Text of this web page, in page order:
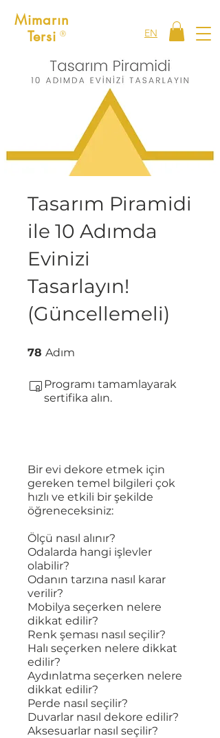
Ⓡ
Mimarın
Tersi
EN
Tasarım Piramidi
ile 10 Adımda
Evinizi
Tasarlayın!
(Güncellemeli)
78 Adım
Programı tamamlayarak
sertifika alın.
Bir evi dekore etmek için
gereken temel bilgileri çok
hızlı ve etkili bir şekilde
öğreneceksiniz:
Ölçü nasıl alınır?
Odalarda hangi işlevler
olabilir?
Odanın tarzına nasıl karar
verilir?
Mobilya seçerken nelere
dikkat edilir?
Renk şeması nasıl seçilir?
Halı seçerken nelere dikkat
edilir?
Aydınlatma seçerken nelere
dikkat edilir?
Perde nasıl seçilir?
Duvarlar nasıl dekore edilir?
Aksesuarlar nasıl seçilir?